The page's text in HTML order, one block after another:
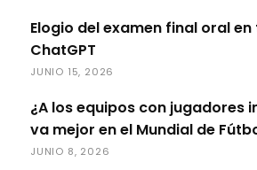
Elogio del examen final oral
ChatGPT
JUNIO 15, 2026
¿A los equipos con jugadores
va mejor en el Mundial de
JUNIO 8, 2026